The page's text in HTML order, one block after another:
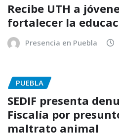
Recibe UTH a
fortalecer la
Presencia en Puebla
PUEBLA
SEDIF presenta
Fiscalía por
maltrato animal